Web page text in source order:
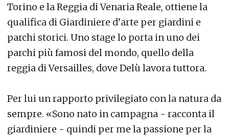
Torino e la Reggia di Venaria Reale, ottiene la
qualifica di Giardiniere d’arte per giardini e
parchi storici. Uno stage lo porta in uno dei
parchi più famosi del mondo, quello della
reggia di Versailles, dove Delù lavora tuttora.
Per lui un rapporto privilegiato con la natura da
sempre. «Sono nato in campagna - racconta il
giardiniere - quindi per me la passione per la